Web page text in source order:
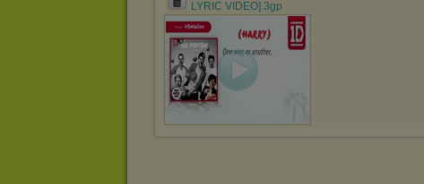
LYRIC VIDEO].3gp